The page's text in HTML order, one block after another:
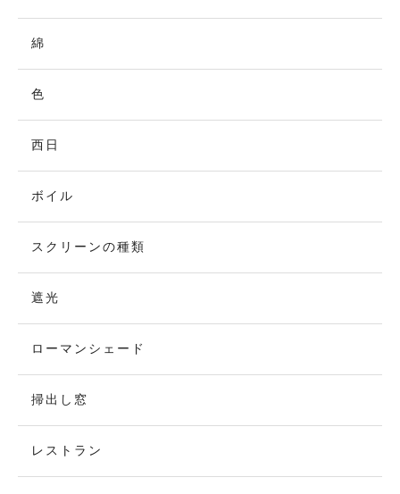
綿
色
西日
ボイル
スクリーンの種類
遮光
ローマンシェード
掃出し窓
レストラン